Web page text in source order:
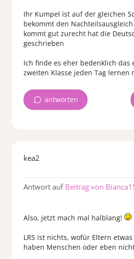
Ihr Kumpel ist auf der gleichen
bekommt den
kommt gut zurecht hat die
geschrieben
Ich finde es eher bedenklich das
antworten
kea2
Antwort auf Beitrag von
Also, jetzt mach mal halblang!
LRS ist nichts, wofür Eltern
haben Menschen oder eben